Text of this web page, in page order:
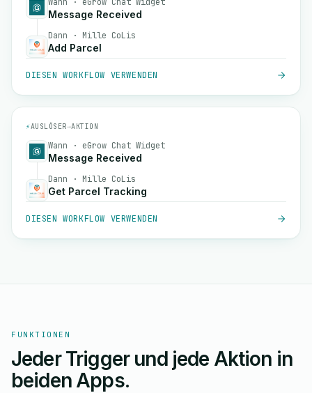
Message Received
Dann · Mille CoLis
Add Parcel
DIESEN WORKFLOW VERWENDEN
⚡AUSLÖSER→AKTION
Wann · eGrow Chat Widget
Message Received
Dann · Mille CoLis
Get Parcel Tracking
DIESEN WORKFLOW VERWENDEN
FUNKTIONEN
Jeder Trigger und jede Aktion in
beiden Apps.